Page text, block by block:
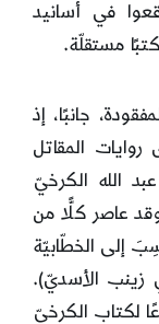
في أسانيد
مستقلّة.
جانبًا، إذ
المقاتل
الله الكرخيّ
عاصر كلًّا من
إلى الخطّابيّة
زينب الأسديّ).
لكتاب الكرخيّ